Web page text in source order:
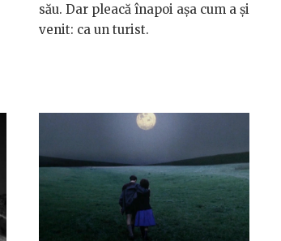
său. Dar pleacă înapoi așa cum a și
venit: ca un turist.